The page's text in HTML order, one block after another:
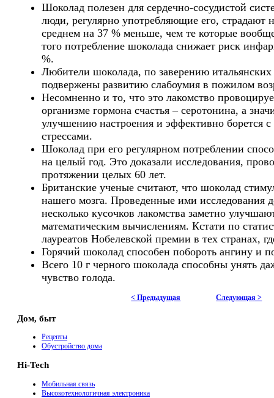
Шоколад полезен для сердечно-сосудистой
люди, регулярно употребляющие его, страдают
среднем на 37 % меньше, чем те которые
того потребление шоколада снижает риск
%.
Любители шоколада, по заверению
подвержены развитию слабоумия в пожилом
Несомненно и то, что это лакомство
организме гормона счастья – серотонина, а
улучшению настроения и эффективно борется с
стрессами.
Шоколад при его регулярном потреблении
на целый год. Это доказали исследования,
протяжении целых 60 лет.
Британские ученые считают, что шоколад
нашего мозга. Проведенные ими исследования
несколько кусочков лакомства заметно
математическим вычислениям. Кстати по
лауреатов Нобелевской премии в тех странах,
Горячий шоколад способен побороть ангину и
Всего 10 г черного шоколада способны унять
чувство голода.
< Предыдущая Следующая >
Дом, быт
Рецепты
Обустройство дома
Hi-Tech
Мобильная связь
Высокотехнологичная электроника